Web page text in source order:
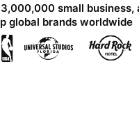
small business,
global brands worldwide